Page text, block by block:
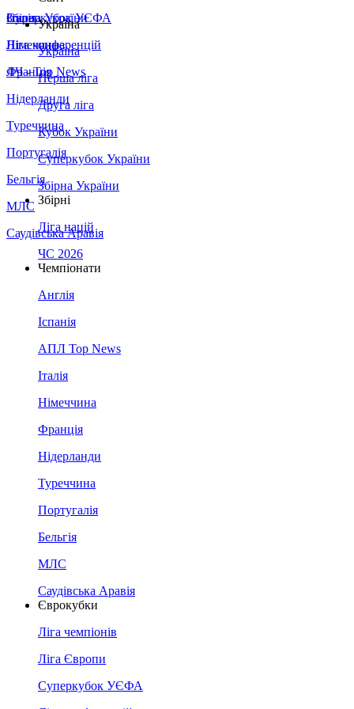
Збірна України
Італія
Німеччина
Франція
Нідерланди
Туреччина
Португалія
Бельгія
МЛС
Саудівська Аравія
Суперкубок УЄФА
Ліга конференцій
ЛЧ - Top News
Україна
Україна
Перша ліга
Друга ліга
Кубок України
Суперкубок України
Збірна України
Збірні
Ліга націй
ЧС 2026
Чемпіонати
Англія
Іспанія
АПЛ Top News
Італія
Німеччина
Франція
Нідерланди
Туреччина
Португалія
Бельгія
МЛС
Саудівська Аравія
Єврокубки
Ліга чемпіонів
Ліга Європи
Суперкубок УЄФА